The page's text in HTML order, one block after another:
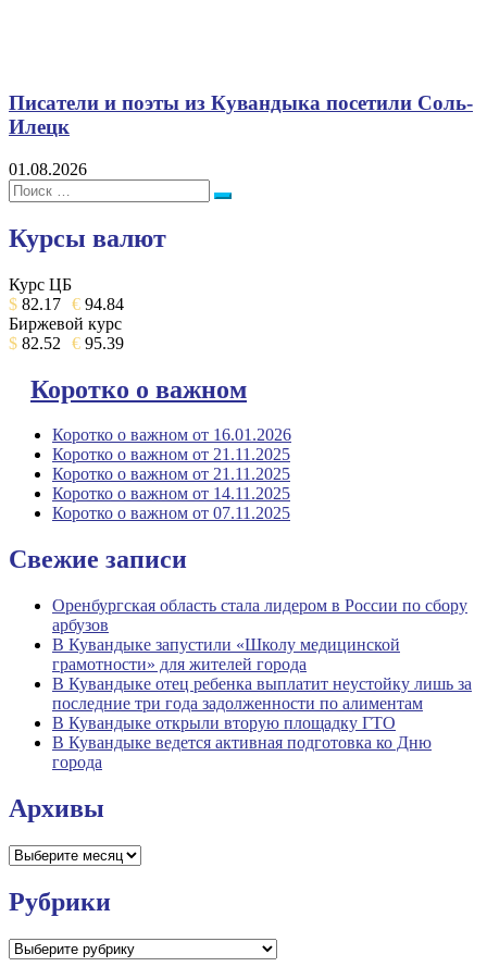
Писатели и поэты из Кувандыка посетили Соль-
Илецк
01.08.2026
Поиск:
Поиск
Курсы валют
Курс ЦБ
$ 82.17 € 94.84
Биржевой курс
$ 82.52 € 95.39
Коротко о важном
Коротко о важном от 16.01.2026
Коротко о важном от 21.11.2025
Коротко о важном от 21.11.2025
Коротко о важном от 14.11.2025
Коротко о важном от 07.11.2025
Свежие записи
Оренбургская область стала лидером в России по сбору
арбузов
В Кувандыке запустили «Школу медицинской
грамотности» для жителей города
В Кувандыке отец ребенка выплатит неустойку лишь за
последние три года задолженности по алиментам
В Кувандыке открыли вторую площадку ГТО
В Кувандыке ведется активная подготовка ко Дню
города
Архивы
Архивы
Рубрики
Рубрики